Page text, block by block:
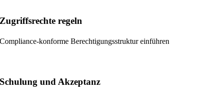
Zugriffsrechte regeln
Compliance-konforme Berechtigungsstruktur einführen
Schulung und Akzeptanz